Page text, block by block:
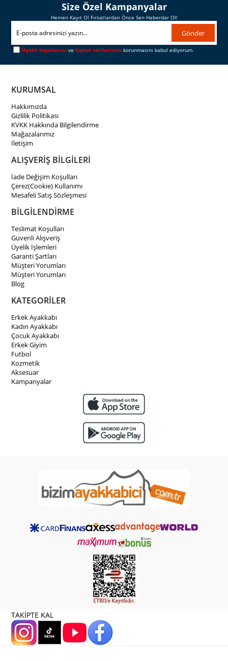
Size Özel Kampanyalar
Hemen Kayıt Ol Fırsatlardan Önce Sen Haberdar Ol!
Gönder
Üyelik koşullarını vekişisel verilerimin korunmasını kabul ediyorum.
KURUMSAL
Hakkımızda
Gizlilik Politikası
KVKK Hakkında Bilgilendirme
Mağazalarımız
İletişim
ALIŞVERİŞ BİLGİLERİ
İade Değişim Koşulları
Çerez(Cookie) Kullanımı
Mesafeli Satış Sözleşmesi
BİLGİLENDİRME
Teslimat Koşulları
Güvenli Alışveriş
Üyelik İşlemleri
Garanti Şartları
Müşteri Yorumları
Müşteri Yorumları
Blog
KATEGORİLER
Erkek Ayakkabı
Kadın Ayakkabı
Çocuk Ayakkabı
Erkek Giyim
Futbol
Kozmetik
Aksesuar
Kampanyalar
TAKİPTE KAL